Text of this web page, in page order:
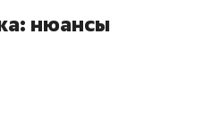
нюансы